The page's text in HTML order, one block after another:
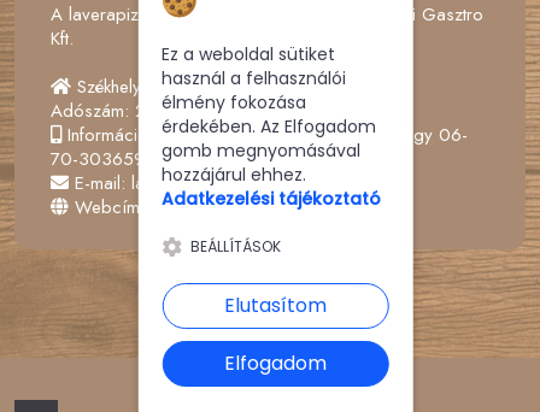
A laverapizza.hu webáruház üzemeltetője: Ba-Bi Gasztro
Kft.
Székhely: 3000 Hatvan, Rákóczi út 19.
Adószám: 28757519-2-10
Információs telefonszám: 06-37-745-454 vagy 06-
70-3036594
E-mail: laveraetterem@gmail.com
Webcím: www.laverapizza.hu
Ez a weboldal sütiket
használ a felhasználói
élmény fokozása
érdekében. Az Elfogadom
gomb megnyomásával
hozzájárul ehhez.
Adatkezelési tájékoztató
BEÁLLÍTÁSOK
Elutasítom
Elfogadom